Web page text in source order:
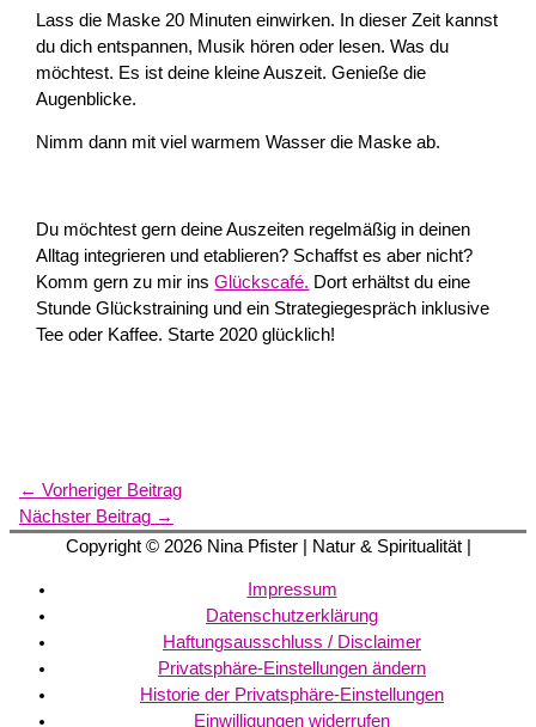
Lass die Maske 20 Minuten einwirken. In dieser Zeit kannst
du dich entspannen, Musik hören oder lesen. Was du
möchtest. Es ist deine kleine Auszeit. Genieße die
Augenblicke.
Nimm dann mit viel warmem Wasser die Maske ab.
Du möchtest gern deine Auszeiten regelmäßig in deinen
Alltag integrieren und etablieren? Schaffst es aber nicht?
Komm gern zu mir insGlückscafé. Dort erhältst du eine
Stunde Glückstraining und ein Strategiegespräch inklusive
Tee oder Kaffee. Starte 2020 glücklich!
← Vorheriger Beitrag
Nächster Beitrag →
Copyright © 2026 Nina Pfister| Natur & Spiritualität |
Impressum
Datenschutzerklärung
Haftungsausschluss / Disclaimer
Privatsphäre-Einstellungen ändern
Historie der Privatsphäre-Einstellungen
Einwilligungen widerrufen